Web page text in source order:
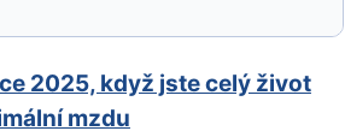
2025, když jste celý život
mzdu